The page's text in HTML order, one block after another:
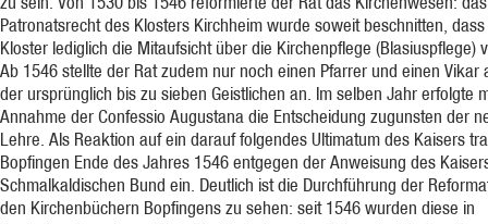
Patronatsrecht des Klosters Kirchheim wurde soweit beschnitten,
Kloster lediglich die Mitaufsicht über die Kirchenpflege (Blasiuspflege)
Ab 1546 stellte der Rat zudem nur noch einen Pfarrer und einen Vikar
der ursprünglich bis zu sieben Geistlichen an. Im selben Jahr erfolgte
Annahme der Confessio Augustana die Entscheidung zugunsten der
Lehre. Als Reaktion auf ein darauf folgendes Ultimatum des Kaisers
Bopfingen Ende des Jahres 1546 entgegen der Anweisung des
Schmalkaldischen Bund ein. Deutlich ist die Durchführung der
den Kirchenbüchern Bopfingens zu sehen: seit 1546 wurden diese in